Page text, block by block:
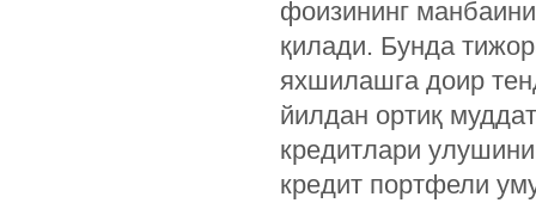
фоизининг
қилади. Бунда
яхшилашга доир
йилдан ортиқ
кредитлари
кредит портфели